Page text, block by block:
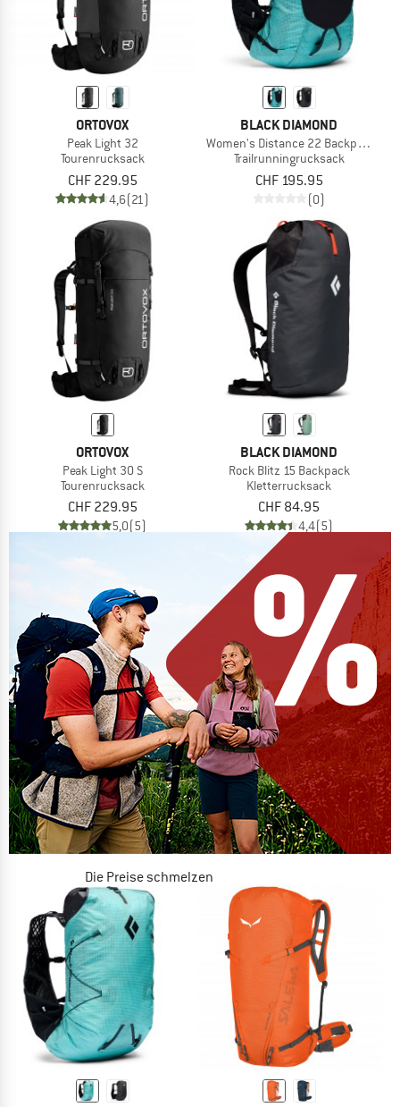
ORTOVOX
Peak Light 32
Tourenrucksack
CHF 229.95
4,6(21)
BLACK DIAMOND
Women's Distance 22 Backpack
Trailrunningrucksack
CHF 195.95
(0)
ORTOVOX
Peak Light 30 S
Tourenrucksack
CHF 229.95
5,0(5)
BLACK DIAMOND
Rock Blitz 15 Backpack
Kletterrucksack
CHF 84.95
4,4(5)
Die Preise schmelzen
JETZT BIS ZU 50% RABATT
ZUM SOMMER SALE